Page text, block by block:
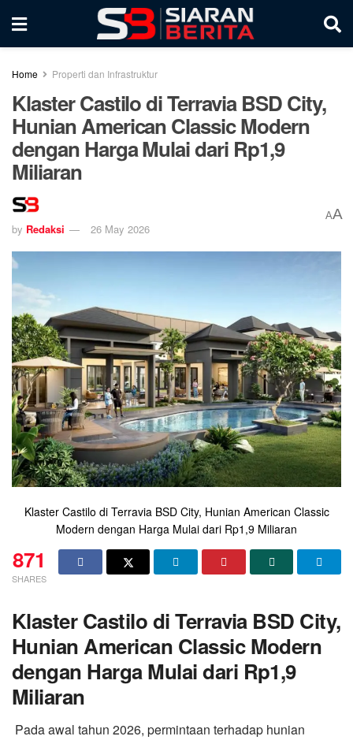
Home Properti dan Infrastruktur
Klaster Castilo di Terravia BSD City,
Hunian American Classic Modern
dengan Harga Mulai dari Rp1,9
Miliaran
by Redaksi 26 May 2026
AA
Klaster Castilo di Terravia BSD City, Hunian American Classic
Modern dengan Harga Mulai dari Rp1,9 Miliaran
871
SHARES
Klaster Castilo di Terravia BSD City,
Hunian American Classic Modern
dengan Harga Mulai dari Rp1,9
Miliaran
Pada awal tahun 2026, permintaan terhadap hunian